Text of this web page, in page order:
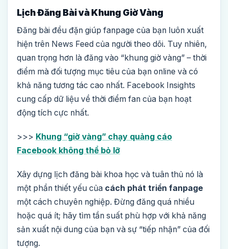
Lịch Đăng Bài và Khung Giờ Vàng
Đăng bài đều đặn giúp fanpage của bạn luôn xuất
hiện trên News Feed của người theo dõi. Tuy nhiên,
quan trọng hơn là đăng vào “khung giờ vàng” – thời
điểm mà đối tượng mục tiêu của bạn online và có
khả năng tương tác cao nhất. Facebook Insights
cung cấp dữ liệu về thời điểm fan của bạn hoạt
động tích cực nhất.
>>> Khung “giờ vàng” chạy quảng cáo
Facebook không thể bỏ lỡ
Xây dựng lịch đăng bài khoa học và tuân thủ nó là
một phần thiết yếu của cách phát triển fanpage
một cách chuyên nghiệp. Đừng đăng quá nhiều
hoặc quá ít; hãy tìm tần suất phù hợp với khả năng
sản xuất nội dung của bạn và sự “tiếp nhận” của đối
tượng.